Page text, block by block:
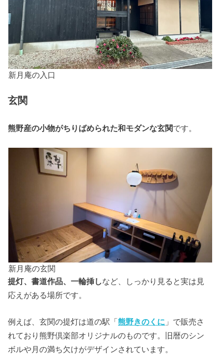
新月庵の入口
玄関
熊野産の小物がちりばめられた和モダンな玄関です。
新月庵の玄関
提灯、書道作品、一輪挿しなど、しっかり見ると実は見
応えがある場所です。
例えば、玄関の提灯は道の駅「熊野きのくに 」で販売さ
れており熊野倶楽部オリジナルのものです。旧暦のシン
ボルや月の満ち欠けがデザインされています。